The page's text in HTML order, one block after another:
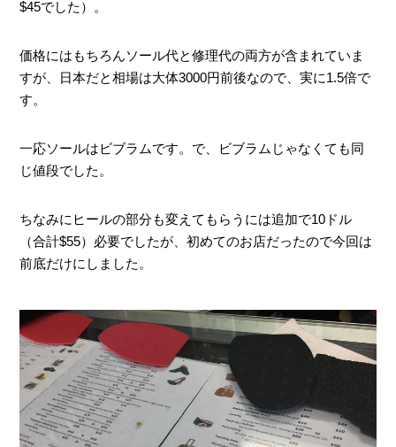
$45でした）。
価格にはもちろんソール代と修理代の両方が含まれていま
すが、日本だと相場は大体3000円前後なので、実に1.5倍で
す。
一応ソールはビブラムです。で、ビブラムじゃなくても同
じ値段でした。
ちなみにヒールの部分も変えてもらうには追加で10ドル
（合計$55）必要でしたが、初めてのお店だったので今回は
前底だけにしました。